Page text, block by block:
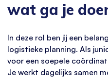
wat ga je
In deze rol ben jij een
logistieke planning. Als
voor een soepele
Je werkt dagelijks samen